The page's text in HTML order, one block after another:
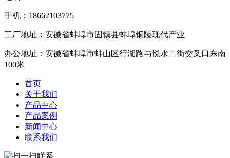
手机：18662103775
工厂地址：安徽省蚌埠市固镇县蚌埠铜陵现代产业
办公地址：安徽省蚌埠市蚌山区行湖路与悦水二街交叉口东南
100米
首页
关于我们
产品中心
产品案例
新闻中心
联系我们